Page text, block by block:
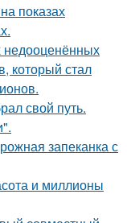
показах
который стал
свой путь.
запеканка с
и миллионы